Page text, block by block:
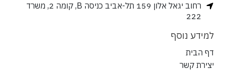
רחוב יגאל אלון 159 תל-אביב כניסה B, קומה 2, משרד
222
למידע נוסף
דף הבית
יצירת קשר